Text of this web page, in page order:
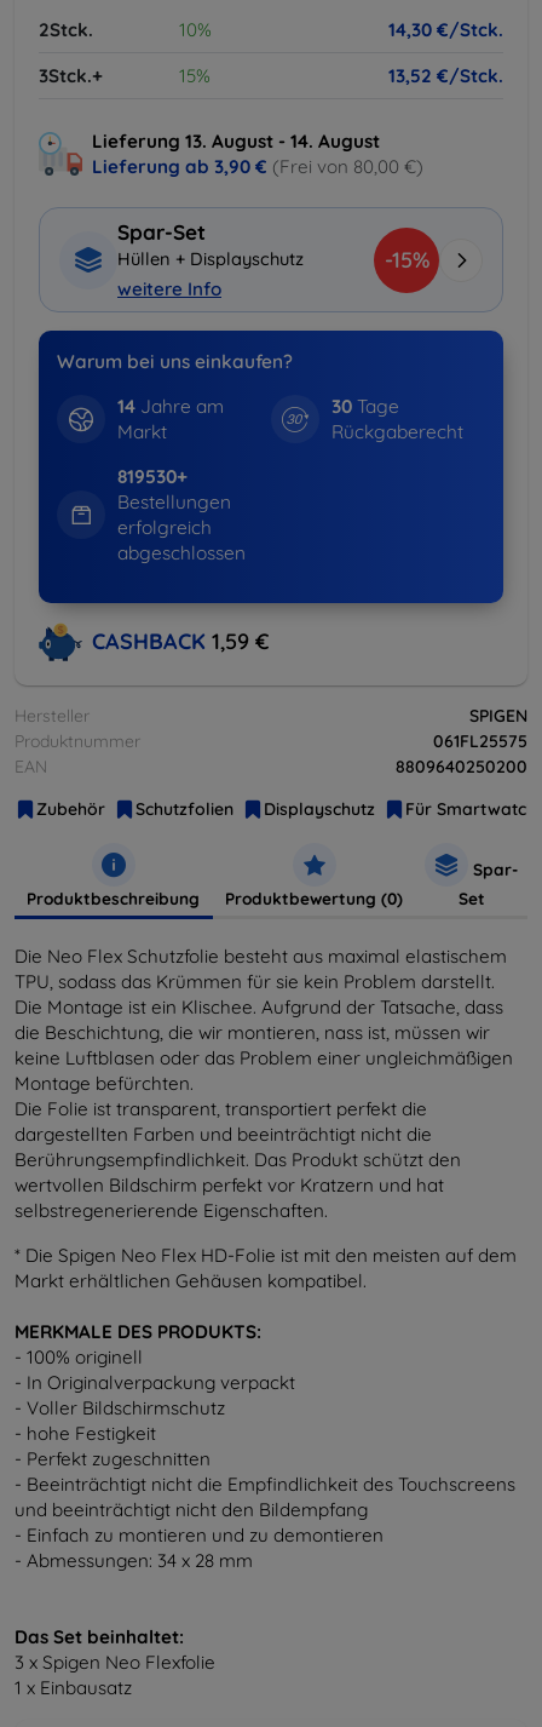
2Stck.
10%
14,30 €/Stck.
3Stck.+
15% 13,52 €/Stck.
Lieferung 13. August - 14. August
Lieferung ab 3,90 € (Frei von 80,00 €)
Spar-Set
Hüllen + Displayschutz
weitere Info
-15%
Warum bei uns einkaufen?
14Jahre am
Markt
30 Tage
Rückgaberecht
819530+
Bestellungen
erfolgreich
abgeschlossen
CASHBACK 1,59 €
Hersteller
SPIGEN
Produktnummer
061FL25575
EAN
8809640250200
Zubehör
Schutzfolien Displayschutz Für Smartwatch
Produktbeschreibung Produktbewertung (0)
Spar-
Set
Die Neo Flex Schutzfolie besteht aus maximal elastischem
TPU, sodass das Krümmen für sie kein Problem darstellt.
Die Montage ist ein Klischee. Aufgrund der Tatsache, dass
die Beschichtung, die wir montieren, nass ist, müssen wir
keine Luftblasen oder das Problem einer ungleichmäßigen
Montage befürchten.
Die Folie ist transparent, transportiert perfekt die
dargestellten Farben und beeinträchtigt nicht die
Berührungsempfindlichkeit. Das Produkt schützt den
wertvollen Bildschirm perfekt vor Kratzern und hat
selbstregenerierende Eigenschaften.
* Die Spigen Neo Flex HD-Folie ist mit den meisten auf dem
Markt erhältlichen Gehäusen kompatibel.
MERKMALE DES PRODUKTS:
- 100% originell
- In Originalverpackung verpackt
- Voller Bildschirmschutz
- hohe Festigkeit
- Perfekt zugeschnitten
- Beeinträchtigt nicht die Empfindlichkeit des Touchscreens
und beeinträchtigt nicht den Bildempfang
- Einfach zu montieren und zu demontieren
- Abmessungen: 34 x 28 mm
Das Set beinhaltet:
3 x Spigen Neo Flexfolie
1 x Einbausatz